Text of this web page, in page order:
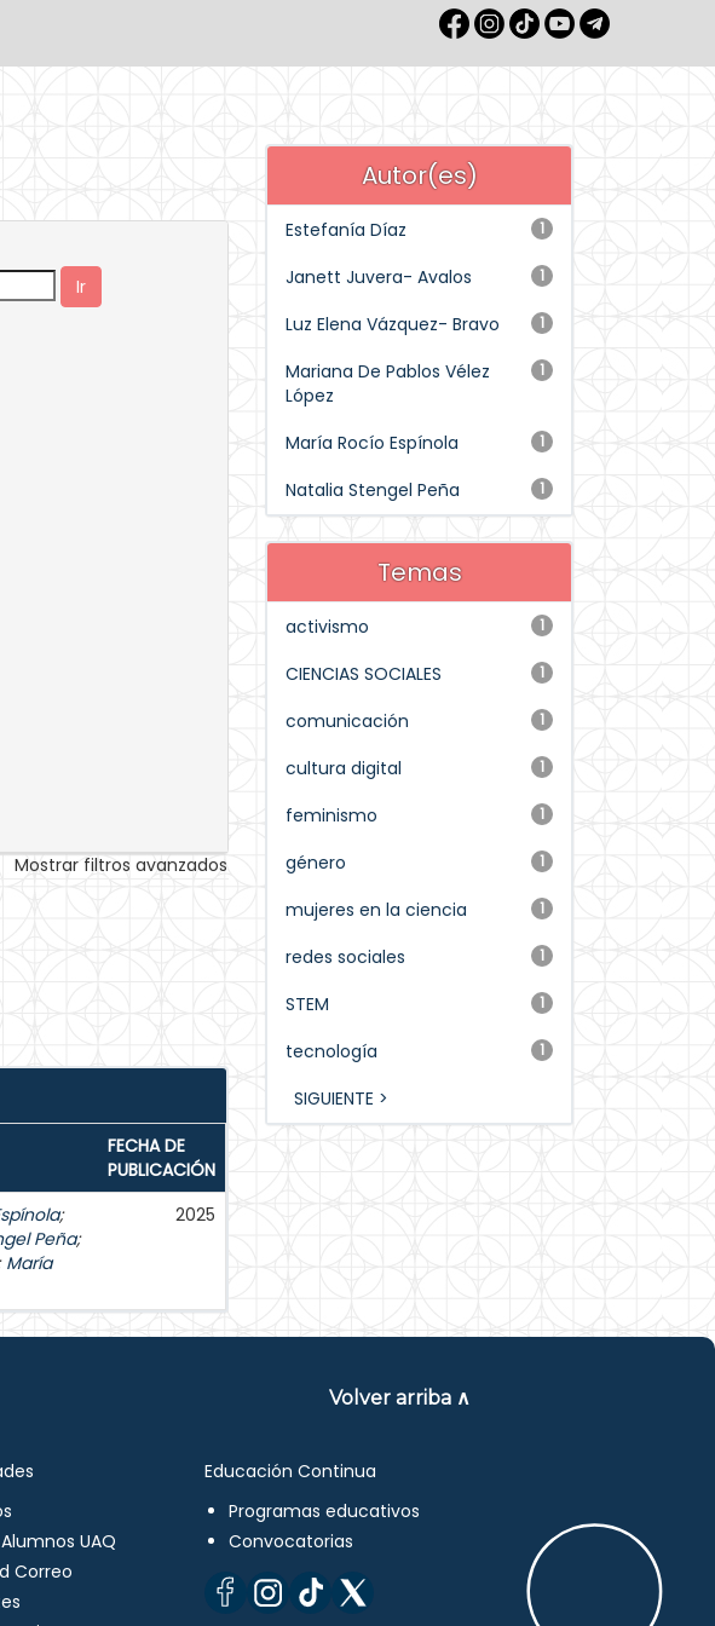
Mostrar filtros avanzados
FECHA DE
PUBLICACIÓN
;
Peña;
María
2025
Autor(es)
1
Estefanía Díaz
1
Janett Juvera- Avalos
1
Luz Elena Vázquez- Bravo
1
Mariana De Pablos Vélez
López
1
María Rocío Espínola
1
Natalia Stengel Peña
Temas
1
activismo
1
CIENCIAS SOCIALES
1
comunicación
1
cultura digital
1
feminismo
1
género
1
mujeres en la ciencia
1
redes sociales
1
STEM
1
tecnología
SIGUIENTE >
Volver arriba ∧
UAQ
Correo
Educación Continua
Programas educativos
Convocatorias